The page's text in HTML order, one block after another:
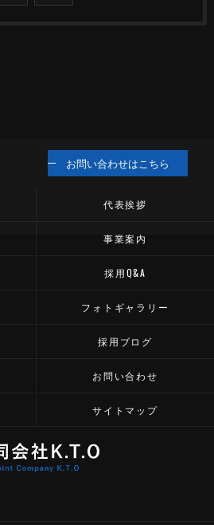
お問い合わせはこちら
代表挨拶
事業案内
採用Q&A
フォトギャラリー
採用ブログ
お問い合わせ
サイトマップ